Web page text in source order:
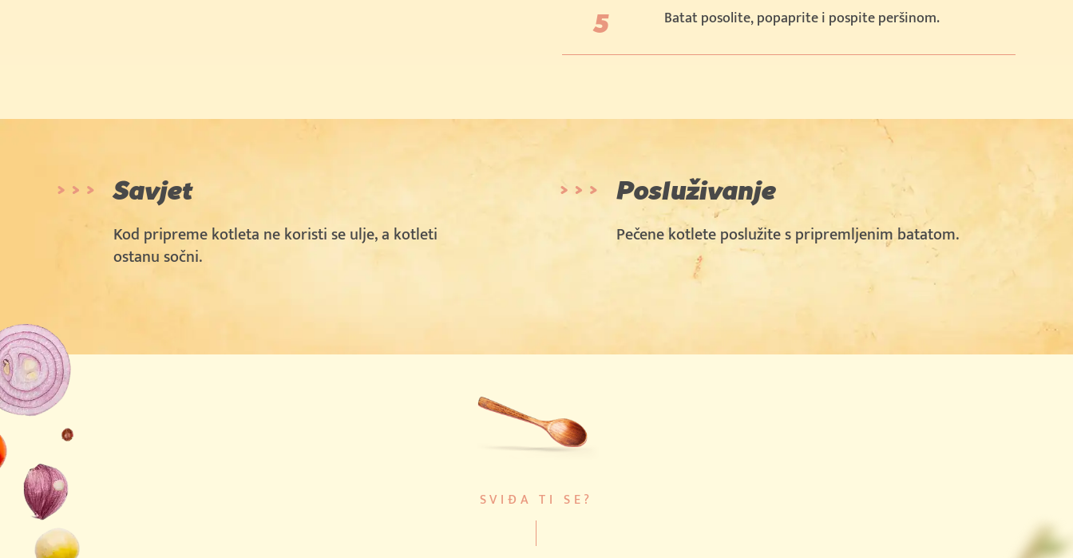
Batat posolite, popaprite i pospite peršinom.
Savjet
Kod pripreme kotleta ne koristi se ulje, a kotleti
ostanu sočni.
Posluživanje
Pečene kotlete poslužite s pripremljenim batatom.
SVIĐA TI SE?